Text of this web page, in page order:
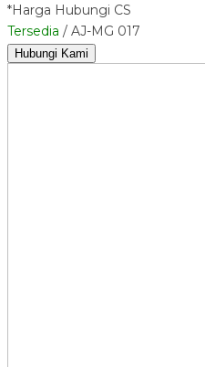
*Harga Hubungi CS
Tersedia / AJ-MG 017
Hubungi Kami